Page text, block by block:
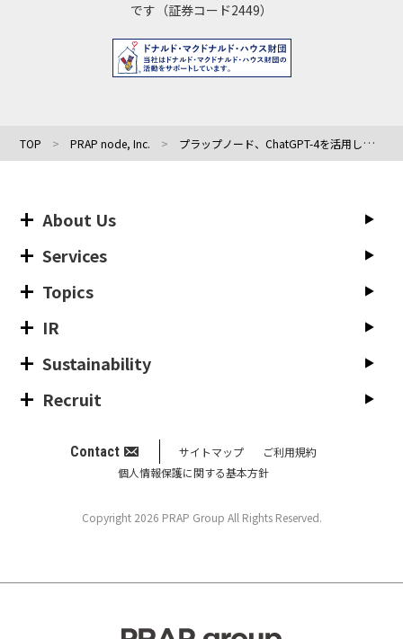
です（証券コード2449）
TOP PRAP node, Inc. プラップノード、ChatGPT-4を活用したプレスリリース生成機能の実証実験（第二弾）を開始
About Us
Services
Topics
IR
Sustainability
Recruit
Contact サイトマップ
ご利用規約
個人情報保護に関する基本方針
Copyright 2026 PRAP Group All Rights Reserved.